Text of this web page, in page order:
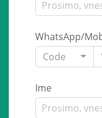
WhatsApp/
Code
Ime